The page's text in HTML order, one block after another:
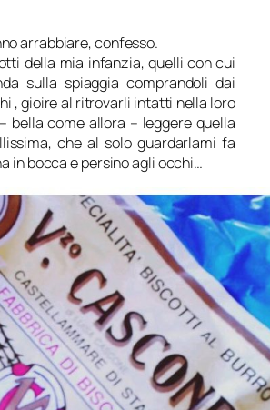
arrabbiare, confesso.
della mia infanzia, quelli con cui
sulla spiaggia comprandoli dai
, gioire al ritrovarli intatti nella loro
bella come allora – leggere quella
che al solo guardarlami fa
in bocca e persino agli occhi…